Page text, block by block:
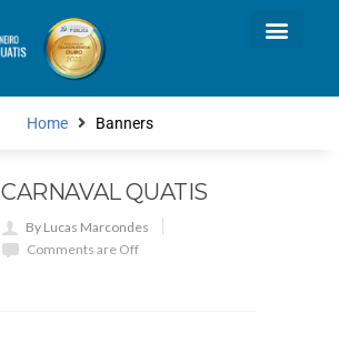
Home Banners
CARNAVAL QUATIS
By Lucas Marcondes
Comments are Off